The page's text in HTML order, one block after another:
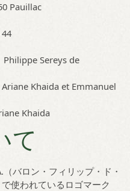
Pauillac
Philippe Sereys de
Khaida et Emmanuel
Khaida
て
バロン・フィリップ・ド・
使われているロゴマーク